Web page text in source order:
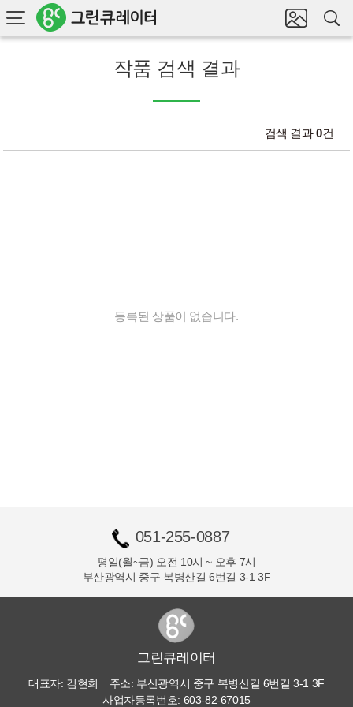
전
체
마
이
갤
체
색
작품 검색 결과
검색 결과0건
등록된 상품이 없습니다.
051-255-0887
평일(월~금) 오전 10시 ~ 오후 7시
부산광역시 중구 복병산길 6번길 3-1 3F
그린큐레이터
대표자: 김현희 주소: 부산광역시 중구 복병산길 6번길 3-1 3F
사업자등록번호: 603-82-67015